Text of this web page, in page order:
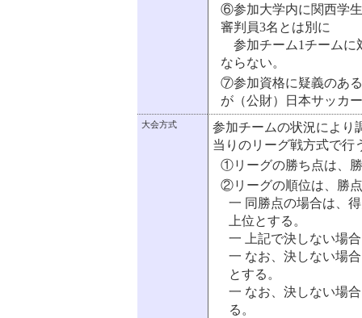
⑥参加大学内に関西学
審判員3名とは別に
参加チーム1チームに
ならない。
⑦参加資格に疑義のあ
が（公財）日本サッ
大会方式
参加チームの状況により
当りのリーグ戦方式で行
①リーグの勝ち点は、
②リーグの順位は、勝
一 同勝点の場合は、
上位とする。
一 上記で決しない場
一 なお、決しない場
とする。
一 なお、決しない場
る。